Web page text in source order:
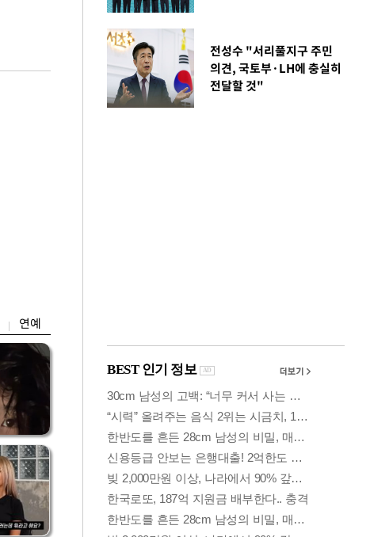
연예
전성수 "서리풀지구 주민
의견, 국토부·LH에 충실히
전달할 것"